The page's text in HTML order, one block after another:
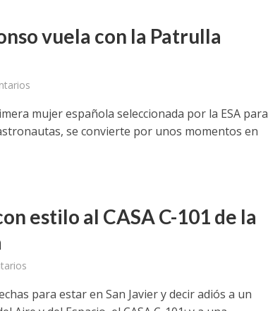
vuela con la Patrulla
mujer española seleccionada por la ESA para
se convierte por unos momentos en
estilo al CASA C-101 de la
para estar en San Javier y decir adiós a un